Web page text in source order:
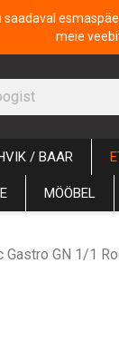
saadaval
meie
/ BAAR
MÖÖBEL
Gastro GN 1/1